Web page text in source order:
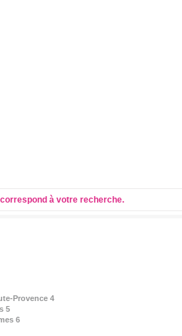
à votre recherche.
Provence 4
5
6